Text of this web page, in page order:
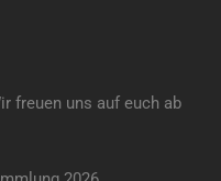
freuen uns auf euch ab